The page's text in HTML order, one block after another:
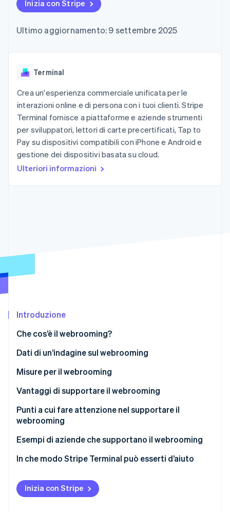
utente
flessibile
Metodi di
Accesso a
persona
Authorization
Boost
Accettazione
ottimizzata
Link
Pagamento
accelerato
Financial
Connections
Conti finanziari
collegati
Automazione
della contabilità
Report
Data Pipeline
Radar
Atlas
Rimozione del carbonio
Verifica online dell'identità
Stripe Sessions 2026
Scopri come Stripe sta costruendo l'infrastruttura
Guarda ora
Gestione del denaro
Creator economy
Gaming
Ospitalità, viaggi e
tempo libero
Assicurazione
Media e
intrattenimento
profit
Gestire gli
Offrire addebiti in base
all'utilizzo
garantite da stablecoin
agenti
Risorse
Integrazioni app
Blog per sviluppatori
Roadmap del prodotto
Sessions
Sala stampa
Recapiti
Contattaci
Diventa nostro partner
Inizia con Stripe
Ultimo aggiornamento: 9 settembre 2025
Terminal
Crea un'esperienza commerciale unificata per le
interazioni online e di persona con i tuoi clienti. Stripe
Terminal fornisce a piattaforme e aziende strumenti
per sviluppatori, lettori di carte precertificati, Tap to
Pay su dispositivi compatibili con iPhone e Android e
gestione dei dispositivi basata su cloud.
Ulteriori informazioni
Introduzione
Che cos’è il webrooming?
Perché i clienti usano il webrooming
Differenze rispetto allo showrooming
Dati di un’indagine sul webrooming
Misure per il webrooming
Vantaggi di supportare il webrooming
Sincronizzazione delle informazioni sull’inventario
Utilizzo dei dati da parte del personale del negozio
Coerenza tra l’esperienza di completamento della
transazione e di pagamento
Punti a cui fare attenzione nel supportare il
webrooming
Sono necessari sistemi aggiuntivi per la gestione
Gestione dei prezzi e delle campagne tra i canali
Esempi di aziende che supportano il webrooming
Surugu-ya
ABC Mart
In che modo Stripe Terminal può esserti d’aiuto
Funzionalità di Stripe Terminal
Inizia con Stripe